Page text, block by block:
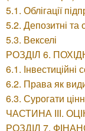
5.1. Облігації
5.2. Депозитні та
5.3. Векселі
РОЗДІЛ 6.
6.1. Інвестиційні
6.2. Права як
6.3. Сурогати
ЧАСТИНА ІІІ.
РОЗДІЛ 7.